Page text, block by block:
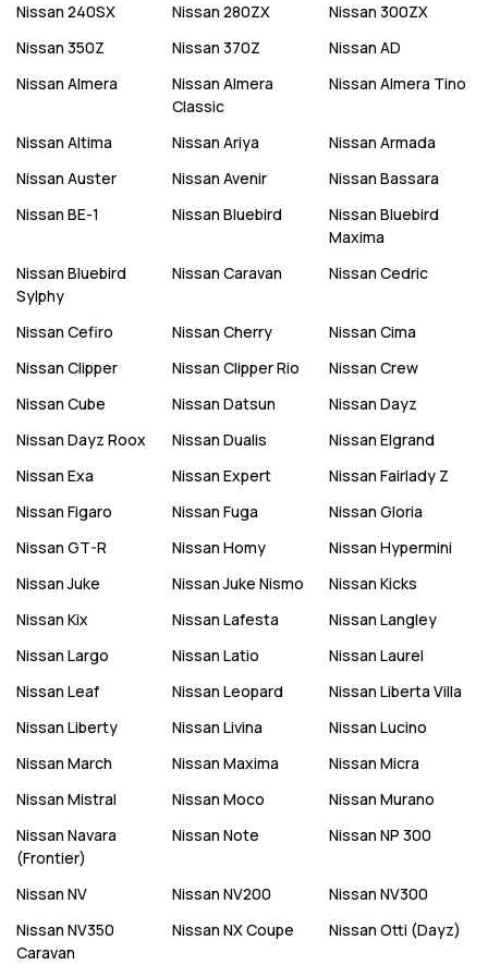
Nissan 240SX Nissan 280ZX Nissan 300ZX
Nissan 350Z Nissan 370Z Nissan AD
Nissan Almera Nissan Almera
Classic
Nissan Almera Tino
Nissan Altima Nissan Ariya Nissan Armada
Nissan Auster Nissan Avenir Nissan Bassara
Nissan BE-1 Nissan Bluebird Nissan Bluebird
Maxima
Nissan Bluebird
Sylphy
Nissan Caravan Nissan Cedric
Nissan Cefiro Nissan Cherry Nissan Cima
Nissan Clipper Nissan Clipper Rio Nissan Crew
Nissan Cube Nissan Datsun Nissan Dayz
Nissan Dayz Roox Nissan Dualis Nissan Elgrand
Nissan Exa Nissan Expert Nissan Fairlady Z
Nissan Figaro Nissan Fuga Nissan Gloria
Nissan GT-R Nissan Homy Nissan Hypermini
Nissan Juke Nissan Juke Nismo Nissan Kicks
Nissan Kix Nissan Lafesta Nissan Langley
Nissan Largo Nissan Latio Nissan Laurel
Nissan Leaf Nissan Leopard Nissan Liberta Villa
Nissan Liberty Nissan Livina Nissan Lucino
Nissan March Nissan Maxima Nissan Micra
Nissan Mistral Nissan Moco Nissan Murano
Nissan Navara
(Frontier)
Nissan Note Nissan NP 300
Nissan NV Nissan NV200 Nissan NV300
Nissan NV350
Caravan
Nissan NX Coupe Nissan Otti (Dayz)